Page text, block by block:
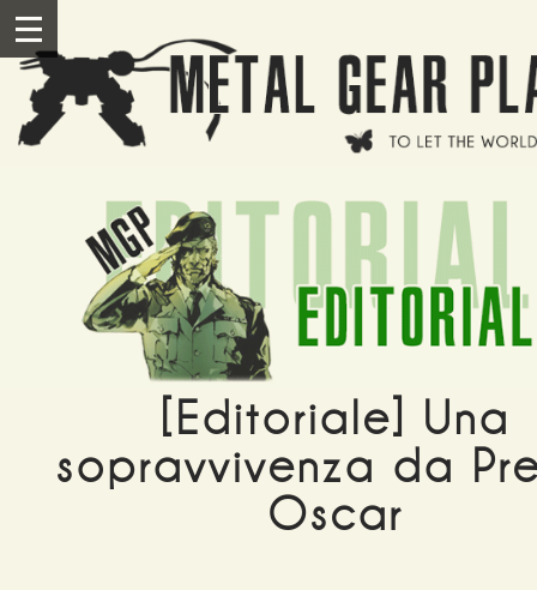
[Editoriale] Una
sopravvivenza da
Oscar
III